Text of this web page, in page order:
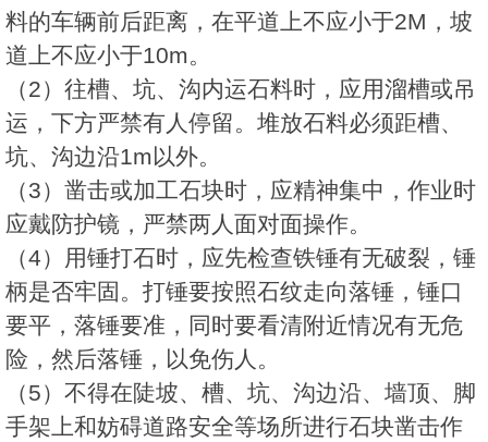
料的车辆前后距离，在平道上不应小于2M，坡
道上不应小于10m。
（2）往槽、坑、沟内运石料时，应用溜槽或吊
运，下方严禁有人停留。堆放石料必须距槽、
坑、沟边沿1m以外。
（3）凿击或加工石块时，应精神集中，作业时
应戴防护镜，严禁两人面对面操作。
（4）用锤打石时，应先检查铁锤有无破裂，锤
柄是否牢固。打锤要按照石纹走向落锤，锤口
要平，落锤要准，同时要看清附近情况有无危
险，然后落锤，以免伤人。
（5）不得在陡坡、槽、坑、沟边沿、墙顶、脚
手架上和妨碍道路安全等场所进行石块凿击作